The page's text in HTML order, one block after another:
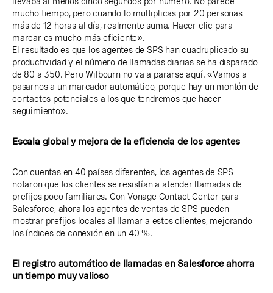
mucho tiempo, pero cuando lo multiplicas por 20 personas
más de 12 horas al día, realmente suma. Hacer clic para
marcar es mucho más eficiente».
El resultado es que los agentes de SPS han cuadruplicado su
productividad y el número de llamadas diarias se ha disparado
de 80 a 350. Pero Wilbourn no va a pararse aquí. «Vamos a
pasarnos a un marcador automático, porque hay un montón de
contactos potenciales a los que tendremos que hacer
seguimiento».
Escala global y mejora de la eficiencia de los agentes
Con cuentas en 40 países diferentes, los agentes de SPS
notaron que los clientes se resistían a atender llamadas de
prefijos poco familiares. Con Vonage Contact Center para
Salesforce, ahora los agentes de ventas de SPS pueden
mostrar prefijos locales al llamar a estos clientes, mejorando
los índices de conexión en un 40 %.
El registro automático de llamadas en Salesforce ahorra
un tiempo muy valioso